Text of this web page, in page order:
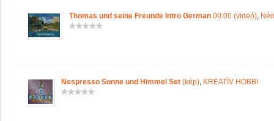
Thomas und seine Freunde Intro German 00:00 (videó),
Nespresso Sonne und Himmel Set (kép), KREATÍV HOBBI